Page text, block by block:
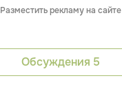
Разместить рекламу на сайте
Обсуждения 5